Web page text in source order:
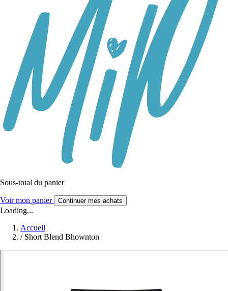
Sous-total du panier
Voir mon panier Continuer mes achats
Loading...
Accueil
/ Short Blend Bhownton